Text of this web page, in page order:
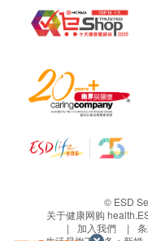
© ESD
关于健康网购
加入我們